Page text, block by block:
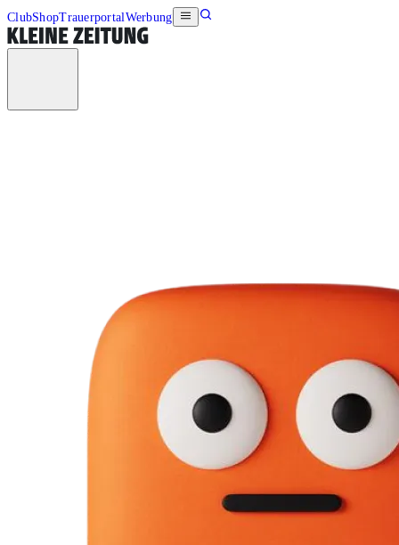
ClubShopTrauerportalWerbung